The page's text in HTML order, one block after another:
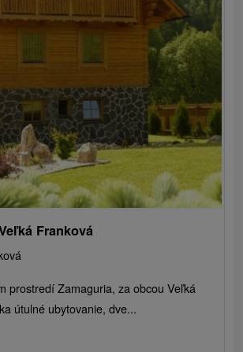
Franková
prostredí Zamaguria, za obcou Veľká
útulné ubytovanie, dve...